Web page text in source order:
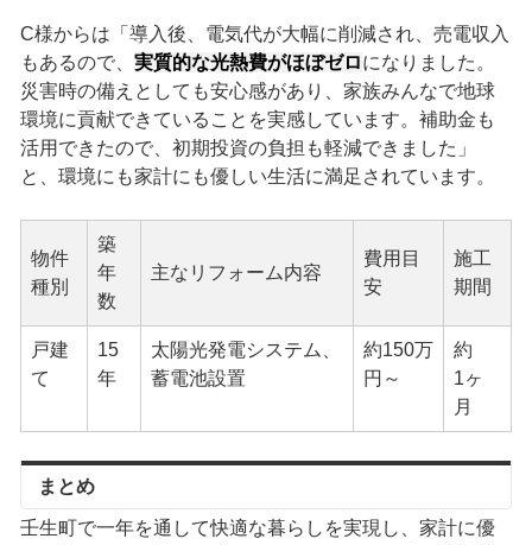
C様からは「導入後、電気代が大幅に削減され、売電収入
もあるので、 実質的な光熱費がほぼゼロになりました。
災害時の備えとしても安心感があり、家族みんなで地球
環境に貢献できていることを実感しています。補助金も
活用できたので、初期投資の負担も軽減できました」
と、環境にも家計にも優しい生活に満足されています。
物件
種別
築
年
数
主なリフォーム内容
費用目
安
施工
期間
戸建
て
15
年
太陽光発電システム、
蓄電池設置
約150万
円～
約
1ヶ
月
まとめ
壬生町で一年を通して快適な暮らしを実現し、家計に優